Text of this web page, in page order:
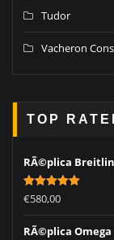
Tudor
Vacheron
TOP
RÃ©plica
Rated5.00
out of 5
€580,00
RÃ©plica